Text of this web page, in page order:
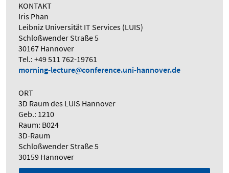
KONTAKT
Iris Phan
Leibniz Universität IT Services (LUIS)
Schloßwender Straße 5
30167 Hannover
Tel.: +49 511 762-19761
morning-lecture
conference.uni-hannover.de
ORT
3D Raum des LUIS Hannover
Geb.: 1210
Raum: B024
3D-Raum
Schloßwender Straße 5
30159 Hannover